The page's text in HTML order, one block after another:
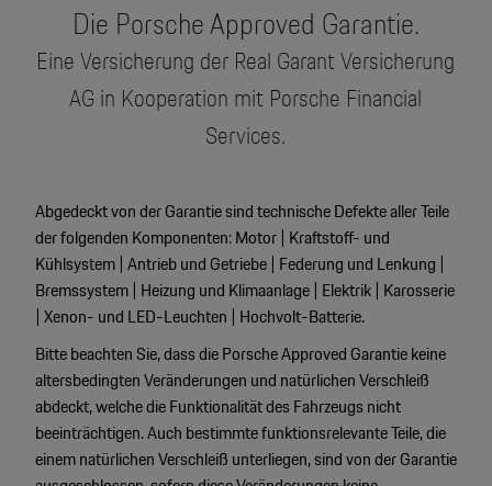
Die Porsche Approved Garantie.
Eine Versicherung der Real Garant Versicherung
AG in Kooperation mit Porsche Financial
Services.
Abgedeckt von der Garantie sind technische Defekte aller Teile
der folgenden Komponenten: Motor | Kraftstoff- und
Kühlsystem | Antrieb und Getriebe | Federung und Lenkung |
Bremssystem | Heizung und Klimaanlage | Elektrik | Karosserie
| Xenon- und LED-Leuchten | Hochvolt-Batterie.
Bitte beachten Sie, dass die Porsche Approved Garantie keine
altersbedingten Veränderungen und natürlichen Verschleiß
abdeckt, welche die Funktionalität des Fahrzeugs nicht
beeinträchtigen. Auch bestimmte funktionsrelevante Teile, die
einem natürlichen Verschleiß unterliegen, sind von der Garantie